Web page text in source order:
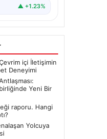
▲ +1.23%
içi İletişimin
Deneyimi
Yeni Bir
raporu. Hangi
Yolcuya